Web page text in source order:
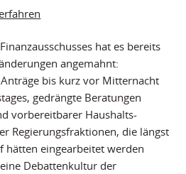
hat es bereits
angemahnt:
bis kurz vor Mitternacht
gedrängte Beratungen
vorbereitbarer Haushalts-
Regierungsfraktionen, die längst
hätten eingearbeitet werden
Debattenkultur der